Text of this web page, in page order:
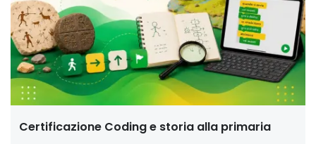
Certificazione Coding e storia alla primaria